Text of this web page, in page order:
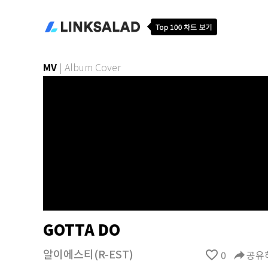
MV | Album Cover
GOTTA DO
알이에스티(R-EST) favorite_border 0 reply공유